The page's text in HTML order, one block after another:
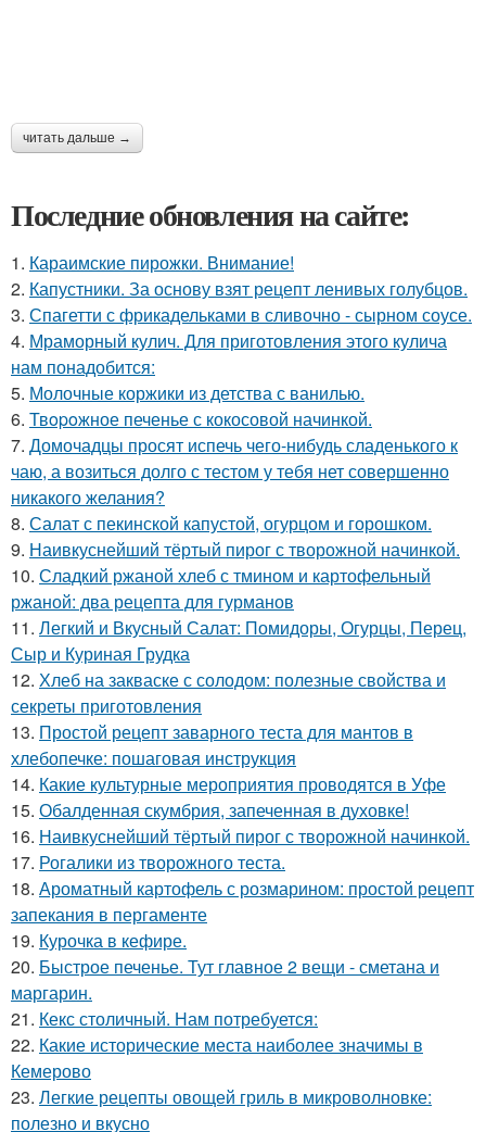
читать дальше →
Последние обновления на сайте:
1. Караимские пирожки. Внимание!
2. Капустники. За основу взят рецепт ленивых голубцов.
3. Спагетти с фрикадельками в сливочно - сырном соусе.
4. Мраморный кулич. Для приготовления этого кулича
нам понадобится:
5. Молочные коржики из детства с ванилью.
6. Твopoжное печенье с кокосовой начинкой.
7. Домочадцы просят испечь чего-нибудь сладенького к
чаю, а возиться долго с тестом у тебя нет совершенно
никакого желания?
8. Салат с пекинской капустой, огурцом и горошком.
9. Наивкуснейший тёртый пирог с творожной начинкой.
10. Сладкий ржаной хлеб с тмином и картофельный
ржаной: два рецепта для гурманов
11. Легкий и Вкусный Салат: Помидоры, Огурцы, Перец,
Сыр и Куриная Грудка
12. Хлеб на закваске с солодом: полезные свойства и
секреты приготовления
13. Простой рецепт заварного теста для мантов в
хлебопечке: пошаговая инструкция
14. Какие культурные мероприятия проводятся в Уфе
15. Обалденная скумбрия, запеченная в духовке!
16. Наивкуснейший тёртый пирог с творожной начинкой.
17. Рогалики из творожного теста.
18. Ароматный картофель с розмарином: простой рецепт
запекания в пергаменте
19. Курочка в кефире.
20. Быстрое печенье. Тут главное 2 вещи - сметана и
маргарин.
21. Кекс столичный. Нам потребуется:
22. Какие исторические места наиболее значимы в
Кемерово
23. Легкие рецепты овощей гриль в микроволновке:
полезно и вкусно